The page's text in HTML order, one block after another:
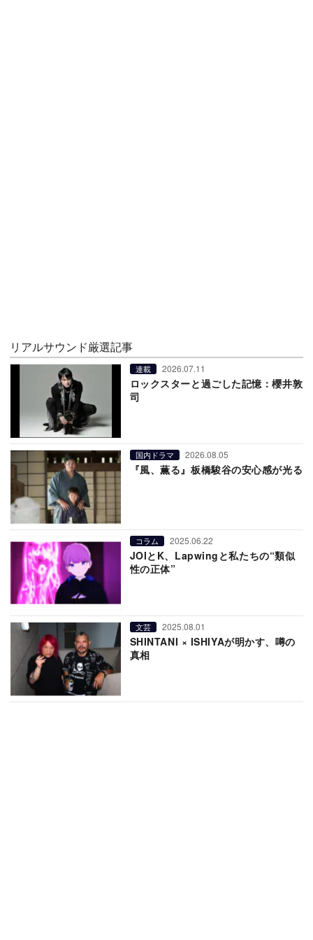
リアルサウンド厳選記事
連載 2026.07.11
ロックスターと過ごした記憶：櫻井敦
司
国内ドラマ 2026.08.05
『風、薫る』板橋駿谷の安心感が光る
コラム 2025.06.22
JOIとK、Lapwingと私たちの“類似
性の正体”
文芸 2025.08.01
SHINTANI × ISHIYAが明かす、噂の
真相